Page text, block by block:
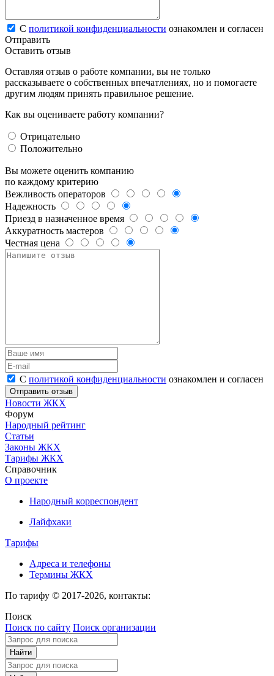
С политикой конфиденциальности ознакомлен и согласен
Отправить
Оставить отзыв
Оставляя отзыв о работе компании, вы не только
рассказываете о собственных впечатлениях, но и помогаете
другим людям принять правильное решение.
Как вы оцениваете работу компании?
Отрицательно
Положительно
Вы можете оценить компанию
по каждому критерию
Вежливость операторов
Надежность
Приезд в назначенное время
Аккуратность мастеров
Честная цена
С политикой конфиденциальности ознакомлен и согласен
Новости ЖКХ
Форум
Народный рейтинг
Статьи
Законы ЖКХ
Тарифы ЖКХ
Справочник
О проекте
Народный корреспондент
Лайфхаки
Тарифы
Адреса и телефоны
Термины ЖКХ
По тарифу © 2017-2026, контакты:
Поиск
Поиск по сайту Поиск организации